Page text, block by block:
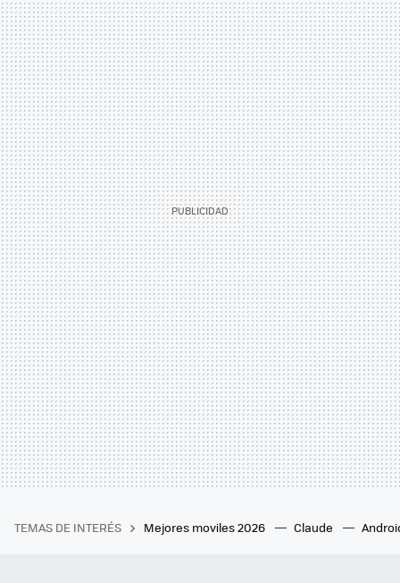
TEMAS DE INTERÉS Mejores moviles 2026 Claude